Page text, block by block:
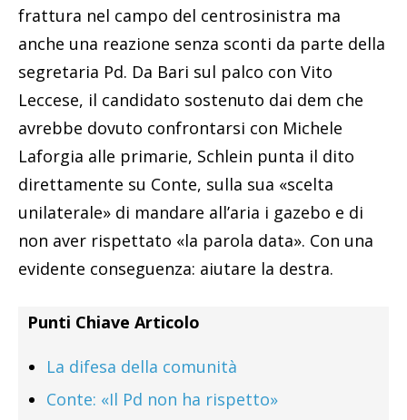
frattura nel campo del centrosinistra ma
anche una reazione senza sconti da parte della
segretaria Pd. Da Bari sul palco con Vito
Leccese, il candidato sostenuto dai dem che
avrebbe dovuto confrontarsi con Michele
Laforgia alle primarie, Schlein punta il dito
direttamente su Conte, sulla sua «scelta
unilaterale» di mandare all’aria i gazebo e di
non aver rispettato «la parola data». Con una
evidente conseguenza: aiutare la destra.
Punti Chiave Articolo
La difesa della comunità
Conte: «Il Pd non ha rispetto»